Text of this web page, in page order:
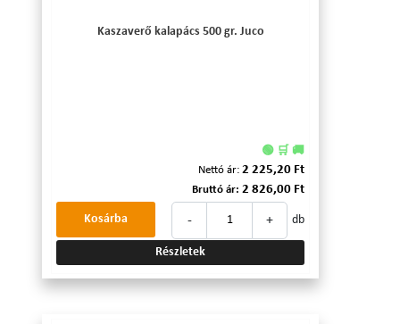
Kaszaverő kalapács 500 gr. Juco
🟢 🛒 🚚
Nettó ár: 2 225,20 Ft
Bruttó ár: 2 826,00 Ft
- + db
Kosárba
Részletek